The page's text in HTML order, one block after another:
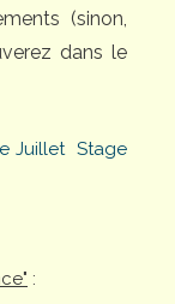
(sinon,
dans le
Juillet Stage
: